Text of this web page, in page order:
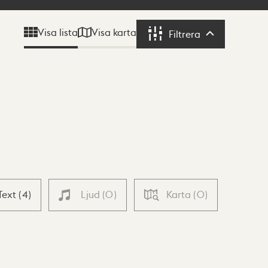
Visa lista Visa karta Filtrera Filtrera
(4) Ljud (0) Karta (0)